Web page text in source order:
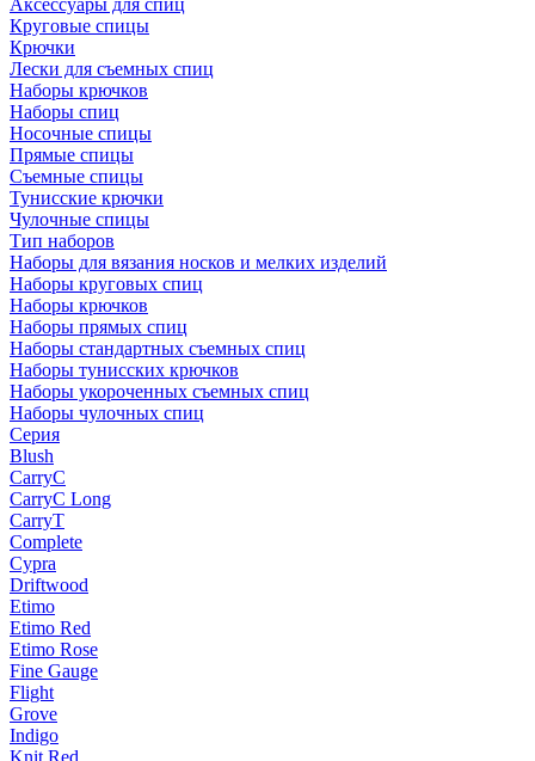
Аксессуары для спиц
Круговые спицы
Крючки
Лески для съемных спиц
Наборы крючков
Наборы спиц
Носочные спицы
Прямые спицы
Съемные спицы
Тунисские крючки
Чулочные спицы
Тип наборов
Наборы для вязания носков и мелких изделий
Наборы круговых спиц
Наборы крючков
Наборы прямых спиц
Наборы стандартных съемных спиц
Наборы тунисских крючков
Наборы укороченных съемных спиц
Наборы чулочных спиц
Серия
Blush
CarryC
CarryC Long
CarryT
Complete
Cypra
Driftwood
Etimo
Etimo Red
Etimo Rose
Fine Gauge
Flight
Grove
Indigo
Knit Red